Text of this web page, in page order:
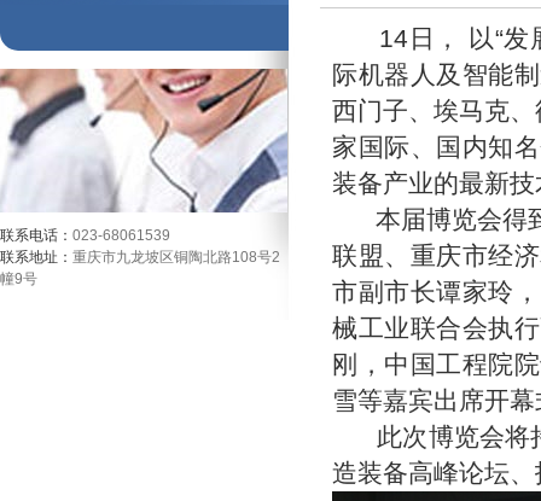
联系电话： 023-68061539
联系地址： 重庆市九龙坡区铜陶北路108号2
幢9号
14日， 以“发
际机器人及智能
西门子、埃马克
家国际、国内知
装备产业的最新
本届博览会得到
联盟、重庆市经
市副市长谭家玲
械工业联合会执
刚，中国工程院
雪等嘉宾出席开
此次博览会将
造装备高峰论坛